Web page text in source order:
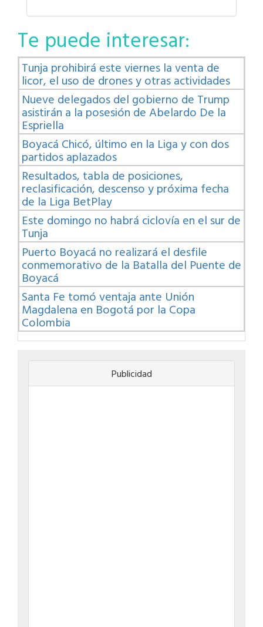
Te puede interesar:
Tunja prohibirá este viernes la venta de
licor, el uso de drones y otras actividades
Nueve delegados del gobierno de Trump
asistirán a la posesión de Abelardo De la
Espriella
Boyacá Chicó, último en la Liga y con dos
partidos aplazados
Resultados, tabla de posiciones,
reclasificación, descenso y próxima fecha
de la Liga BetPlay
Este domingo no habrá ciclovía en el sur de
Tunja
Puerto Boyacá no realizará el desfile
conmemorativo de la Batalla del Puente de
Boyacá
Santa Fe tomó ventaja ante Unión
Magdalena en Bogotá por la Copa
Colombia
Publicidad